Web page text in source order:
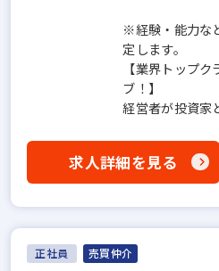
※経験・能力な
定します。
【業界トップ
ブ！】
経営者が投資家
求人詳細を見る
正社員 売買仲介